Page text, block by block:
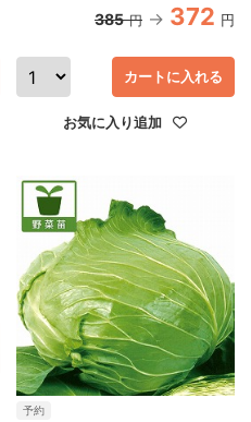
385 円 372 円
お気に入り追加
カートに入れる
予約